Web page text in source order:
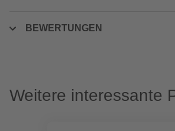
BEWERTUNGEN
Weitere interessante